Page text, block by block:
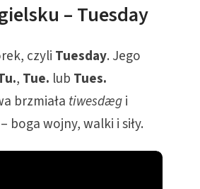
– Tuesday
czyli Tuesday. Jego
, Tue. lub Tues.
brzmiała tiwesdægi
boga wojny, walki i siły.